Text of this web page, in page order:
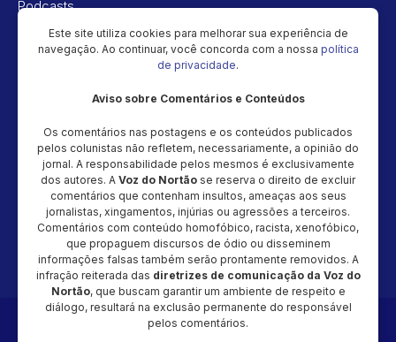
Podcasts
Vídeos
Política de privacidade
Newsletter
Cadastre seu e-mail e receba as novidades!
Cadastrar
Copyright © 2026 - Magic Video Produção – CNPJ: 48.034.154/0001-
Este site utiliza cookies para melhorar sua experiência de
navegação. Ao continuar, você concorda com a nossa política
de privacidade.
Aviso sobre Comentários e Conteúdos
Os comentários nas postagens e os conteúdos publicados
pelos colunistas não refletem, necessariamente, a opinião do
jornal. A responsabilidade pelos mesmos é exclusivamente
dos autores. A Voz do Nortão se reserva o direito de excluir
comentários que contenham insultos, ameaças aos seus
jornalistas, xingamentos, injúrias ou agressões a terceiros.
Comentários com conteúdo homofóbico, racista, xenofóbico,
que propaguem discursos de ódio ou disseminem
informações falsas também serão prontamente removidos. A
infração reiterada das diretrizes de comunicação da Voz do
Nortão, que buscam garantir um ambiente de respeito e
diálogo, resultará na exclusão permanente do responsável
pelos comentários.